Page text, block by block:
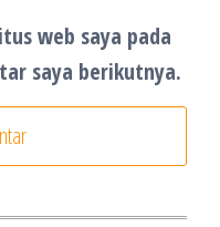
web saya pada
saya berikutnya.